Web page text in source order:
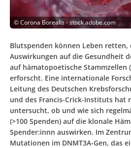
©Corona Borealis - stock.adobe.com
Blutspenden können Leben
Auswirkungen auf die Gesundheit
auf hämatopoetische Stammzellen
erforscht. Eine internationale
Leitung des Deutschen
und des Francis-Crick-Instituts hat
untersucht, ob und wie sich
(>100 Spenden) auf die klonale
Spender:innn auswirken. Im
Mutationen im DNMT3A-Gen, das